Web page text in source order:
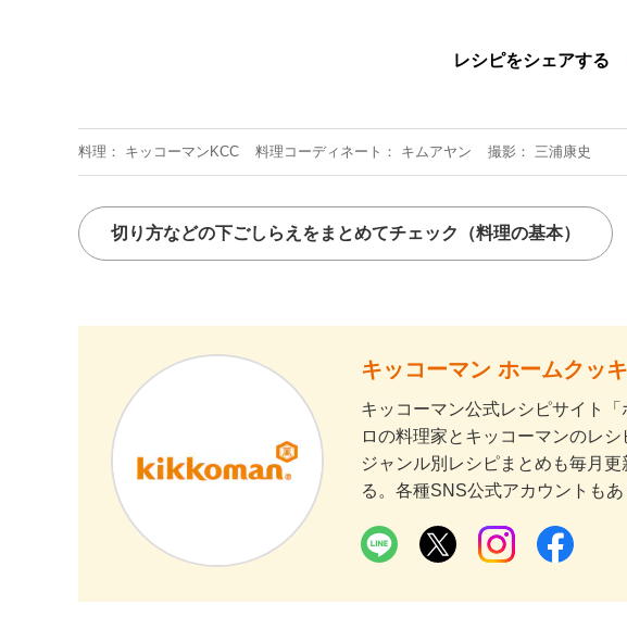
レシピをシェアする
料理 キッコーマンKCC 料理コーディネート キムアヤン 撮影 三浦康史
切り方などの下ごしらえをまとめてチェック （料理の基本）
キッコーマン ホームクッ
キッコーマン公式レシピサイト
ロの料理家とキッコーマンのレ
ジャンル別レシピまとめも毎月
る。各種SNS公式アカウントもあ